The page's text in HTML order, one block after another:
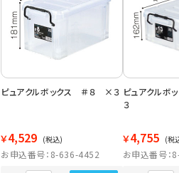
ピュアクルボックス ＃８ ×３
￥4,529 (税込)
お申込番号：8-636-4452
ピュアクル
３
￥4,755 (税
お申込番号